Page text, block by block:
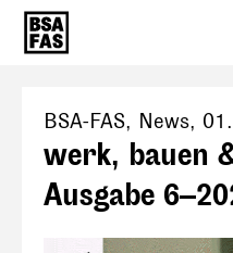
BSA-FAS, News,
werk, bauen
Ausgabe